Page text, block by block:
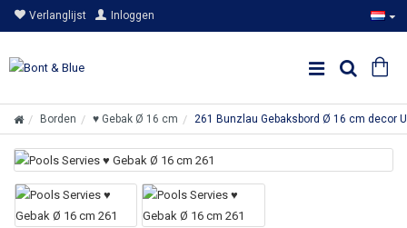
Verlanglijst Inloggen
Borden ♥ Gebak Ø 16 cm 261 Bunzlau Gebaksbord Ø 16 cm decor